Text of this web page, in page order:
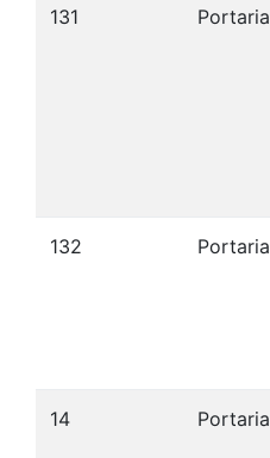
131 Portaria
132 Portaria
14 Portaria